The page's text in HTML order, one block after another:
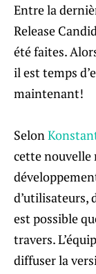
Entre la
Release
été faites.
il est temps
maintenant!
Selon
cette nouvelle
d’utilisateurs,
est possible
travers.
diffuser la